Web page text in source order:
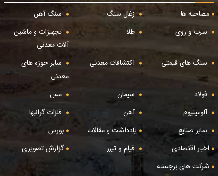
مصاحبه ها
زغال سنگ
سنگ آهن
سرب و روی
طلا
تجهیزات و ماشین
آلات معدنی
سنگ های قیمتی
اکتشافات معدنی
سایر حوزه های
معدنی
فولاد
سیمان
مس
آلومینیوم
آهن
فلزات گرانبها
سایر صنایع
یادداشت و مقالات
بورس
اخبار اقتصادی
فیلم و تیزر
گزارش تصویری
شرکت های برجسته